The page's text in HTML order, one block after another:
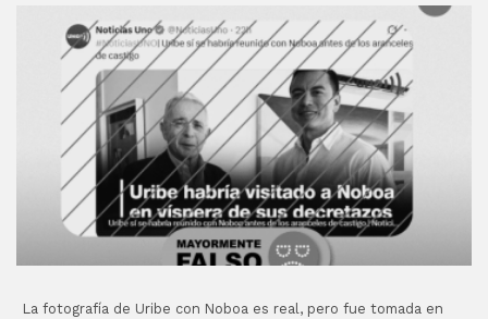
La fotografía de Uribe con Noboa es real, pero fue tomada en